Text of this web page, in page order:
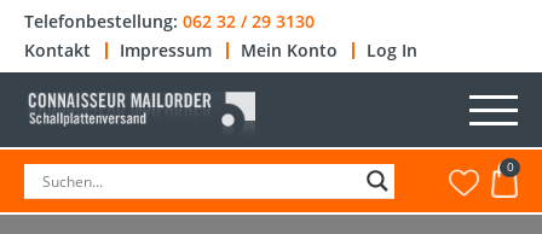
Telefonbestellung: 062 32 / 29 3130
Kontakt
Impressum Mein Konto Log In
0